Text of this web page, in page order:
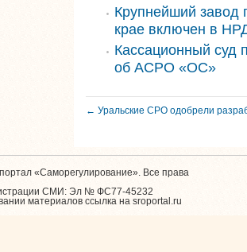
Крупнейший завод
крае включен в
Кассационный суд
об АСРО «ОС»
← Уральские СРО одобрели
«Саморегулирование». Все права
СМИ: Эл № ФС77-45232
материалов ссылка на sroportal.ru